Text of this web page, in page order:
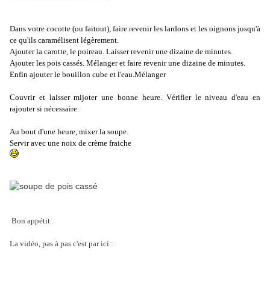
Dans votre cocotte (ou faitout), faire revenir les lardons et les oignons jusqu'à
ce qu'ils caramélisent légèrement.
Ajouter la carotte, le poireau. Laisser revenir une dizaine de minutes.
Ajouter les pois cassés. Mélanger et faire revenir une dizaine de minutes.
Enfin ajouter le bouillon cube et l'eau.Mélanger
Couvrir et laisser mijoter une bonne heure. Vérifier le niveau d'eau en
rajouter si nécessaire.
Au bout d'une heure, mixer la soupe.
Servir avec une noix de crème fraiche
Bon appétit
La vidéo, pas à pas c'est par ici :